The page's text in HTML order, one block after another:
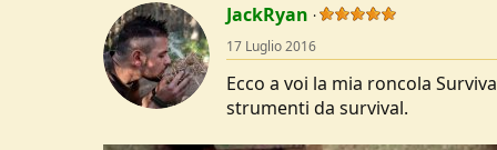
o
r
e
D
i
I
n
i
JackRyan
17 Luglio 2016
Ecco a voi la mia roncola
strumenti da survival.